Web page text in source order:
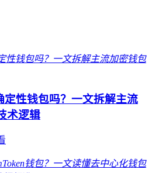
定性钱包吗？一文拆解主流
术逻辑